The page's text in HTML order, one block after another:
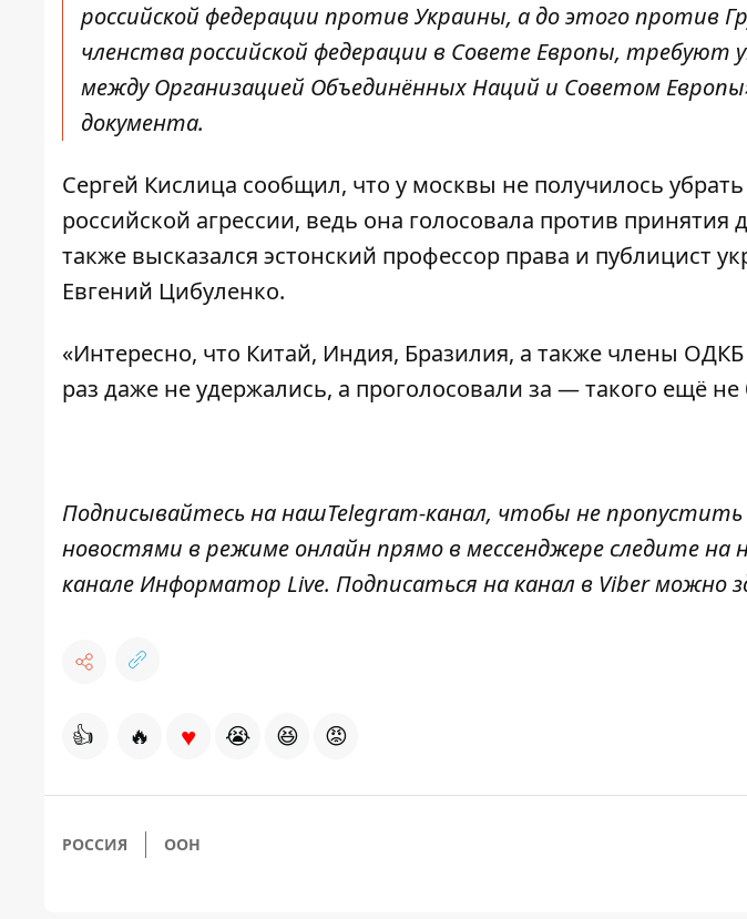
российской федерации против Украины, а до этого против
членства российской федерации в Совете Европы, требуют
между Организацией Объединённых Наций и Советом
документа.
Сергей Кислица сообщил, что у москвы не получилось
российской агрессии, ведь она голосовала против принятия
также высказался эстонский профессор права и публицист
Евгений Цибуленко.
«Интересно, что Китай, Индия, Бразилия, а также члены
раз даже не удержались, а проголосовали за — такого ещё не
Подписывайтесь на нашTelegram-канал, чтобы не
новостями в режиме онлайн прямо в мессенджере следите на
канале Информатор Live. Подписаться на канал в Viber можно
👍 🔥 ♥ 😭 😆 😡
РОССИЯ ООН